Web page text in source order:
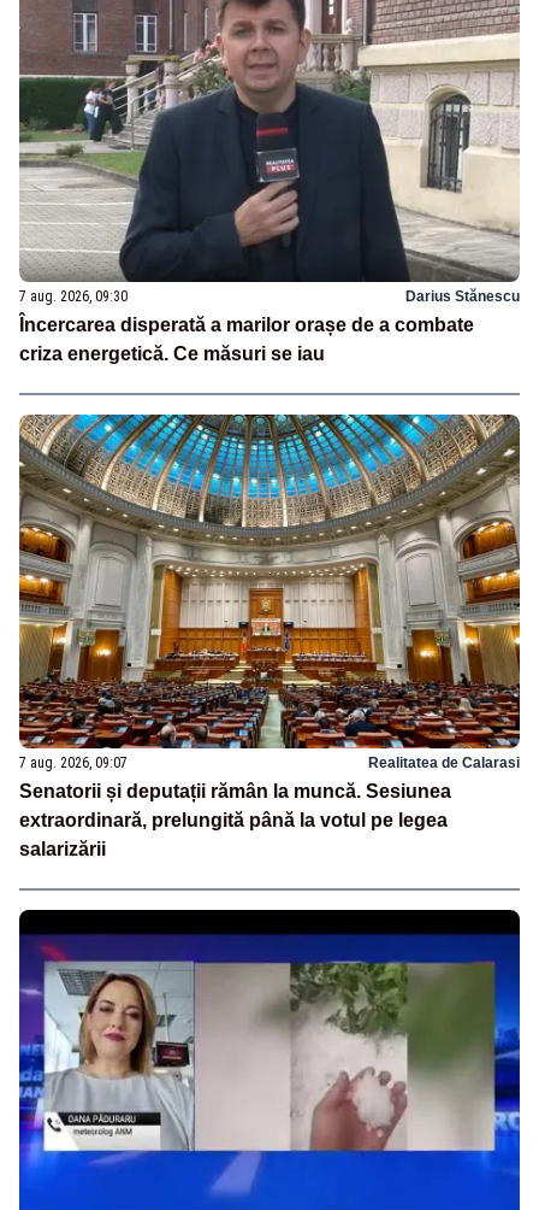
7 aug. 2026, 09:30 Darius Stănescu
Încercarea disperată a marilor orașe de a combate
criza energetică. Ce măsuri se iau
7 aug. 2026, 09:07 Realitatea de Calarasi
Senatorii și deputații rămân la muncă. Sesiunea
extraordinară, prelungită până la votul pe legea
salarizării